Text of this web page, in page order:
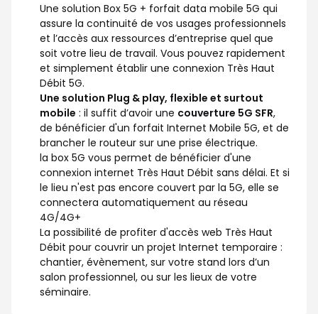
Une solution Box 5G + forfait data mobile 5G qui
assure la continuité de vos usages professionnels
et l’accès aux ressources d’entreprise quel que
soit votre lieu de travail. Vous pouvez rapidement
et simplement établir une connexion Très Haut
Débit 5G.
Une solution Plug & play, flexible et surtout
mobile : il suffit d’avoir une couverture 5G SFR,
de bénéficier d'un forfait Internet Mobile 5G, et de
brancher le routeur sur une prise électrique.
la box 5G vous permet de bénéficier d'une
connexion internet Très Haut Débit sans délai. Et si
le lieu n'est pas encore couvert par la 5G, elle se
connectera automatiquement au réseau
4G/4G+
La possibilité de profiter d'accès web Très Haut
Débit pour couvrir un projet Internet temporaire :
chantier, évènement, sur votre stand lors d’un
salon professionnel, ou sur les lieux de votre
séminaire.